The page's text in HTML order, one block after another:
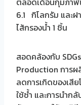
6.1 กิโลกรัม และ
ไส้กรองน้ำ 1 ชิ้น
สอดคล้องกับ
Production การผ
ลดการเกิดของเสี
ใช้ซ้ำ และการนำก